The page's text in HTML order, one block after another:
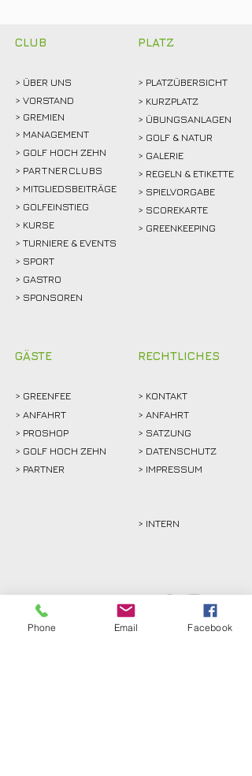
CLUB
> ÜBER UNS
> VORSTAND
> GREMIEN
> MANAGEMENT
> GOLF HOCH ZEHN
> PARTNERCLUBS
> MITGLIEDSBEITRÄGE
> GOLFEINSTIEG
> KURSE
> TURNIERE & EVENTS
> SPORT
> GASTRO
> SPONSOREN
GÄSTE
> GREENFEE
> ANFAHRT
> PROSHOP
> GOLF HOCH ZEHN
> PARTNER
PLATZ
> PLATZÜBERSICHT
> KURZPLATZ
> ÜBUNGSANLAGEN
> GOLF & NATUR
> GALERIE
> REGELN & ETIKETTE
> SPIELVORGABE
> SCOREKARTE
> GREENKEEPING
RECHTLICHES
> KONTAKT
> ANFAHRT
> SATZUNG
> DATENSCHUTZ
> IMPRESSUM
> INTERN
Phone Email Facebook